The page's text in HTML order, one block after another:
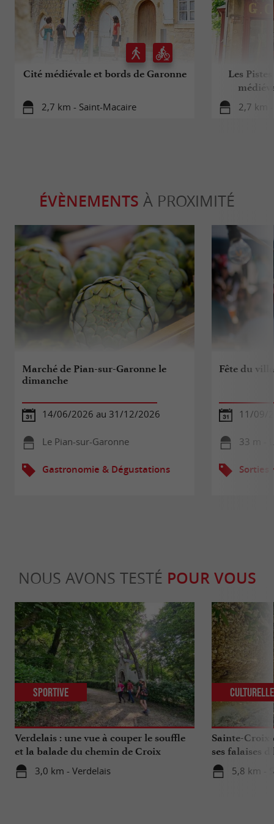
Cité médiévale et bords de Garonne
2,7 km - Saint-Macaire
Les
2,7 km
ÉVÈNEMENTS À PROXIMITÉ
Marché de Pian-sur-Garonne le
dimanche
14/06/2026 au 31/12/2026
Le Pian-sur-Garonne
Gastronomie & Dégustations
Fête du
11/09/
33 m -
Sorties
NOUS AVONS TESTÉ POUR VOUS
Verdelais : une vue à couper le souffle
et la balade du chemin de Croix
3,0 km - Verdelais
Sportive
Sainte-
ses falaises
5,8 km -
Culturelle